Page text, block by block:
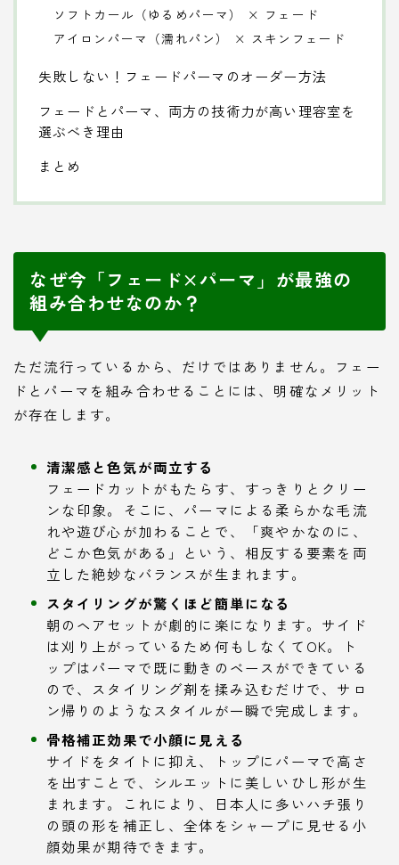
ソフトカール（ゆるめパーマ） × フェード
アイロンパーマ（濡れパン） × スキンフェード
失敗しない！フェードパーマのオーダー方法
フェードとパーマ、両方の技術力が高い理容室を
選ぶべき理由
まとめ
なぜ今「フェード×パーマ」が最強の
組み合わせなのか？
ただ流行っているから、だけではありません。フェー
ドとパーマを組み合わせることには、明確なメリット
が存在します。
清潔感と色気が両立する
フェードカットがもたらす、すっきりとクリー
ンな印象。そこに、パーマによる柔らかな毛流
れや遊び心が加わることで、「爽やかなのに、
どこか色気がある」という、相反する要素を両
立した絶妙なバランスが生まれます。
スタイリングが驚くほど簡単になる
朝のヘアセットが劇的に楽になります。サイド
は刈り上がっているため何もしなくてOK。ト
ップはパーマで既に動きのベースができている
ので、スタイリング剤を揉み込むだけで、サロ
ン帰りのようなスタイルが一瞬で完成します。
骨格補正効果で小顔に見える
サイドをタイトに抑え、トップにパーマで高さ
を出すことで、シルエットに美しいひし形が生
まれます。これにより、日本人に多いハチ張り
の頭の形を補正し、全体をシャープに見せる小
顔効果が期待できます。